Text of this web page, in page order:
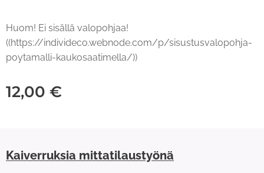
Huom! Ei sisällä valopohjaa!
((https://individeco.webnode.com/p/sisustusvalopohja-
poytamalli-kaukosaatimella/))
12,00 €
Kaiverruksia mittatilaustyönä